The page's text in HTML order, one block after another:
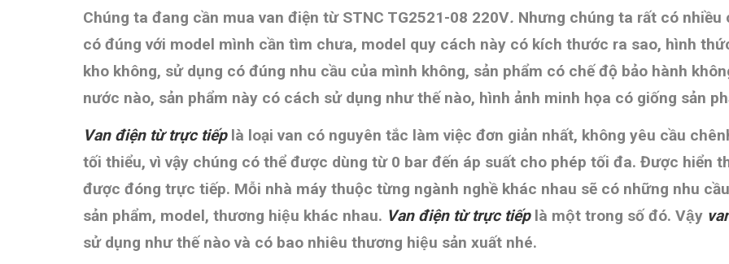
Chúng ta đang cần mua van điện từ STNC TG2521-08 220V. Nhưng chúng ta rất có
có đúng với model mình cần tìm chưa, model quy cách này có kích thước ra sao, hình
kho không, sử dụng có đúng nhu cầu của mình không, sản phẩm có chế độ bảo hành
nước nào, sản phẩm này có cách sử dụng như thế nào, hình ảnh minh họa có giống sản
Van điện từ trực tiếp là loại van có nguyên tắc làm việc đơn giản nhất, không yêu cầu
tối thiểu, vì vậy chúng có thể được dùng từ 0 bar đến áp suất cho phép tối đa. Được hiển
được đóng trực tiếp. Mỗi nhà máy thuộc từng ngành nghề khác nhau sẽ có những nhu
sản phẩm, model, thương hiệu khác nhau. Van điện từ trực tiếplà một trong số đó. Vậy
sử dụng như thế nào và có bao nhiêu thương hiệu sản xuất nhé.